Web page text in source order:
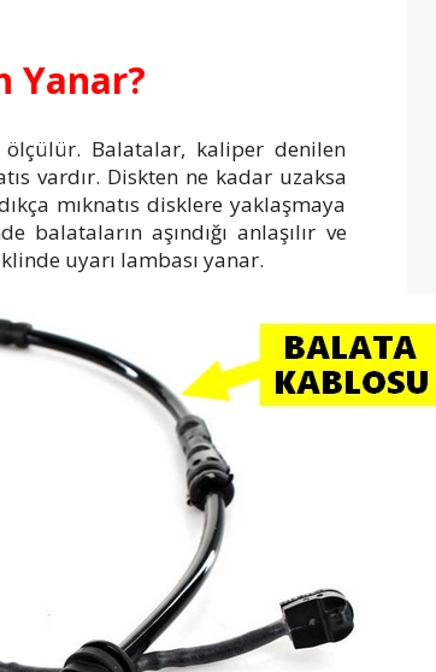
Yanar?
ölçülür. Balatalar, kaliper denilen
vardır. Diskten ne kadar uzaksa
mıknatıs disklere yaklaşmaya
aşındığı anlaşılır ve
uyarı lambası yanar.